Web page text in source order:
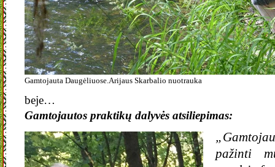
Gamtojauta Daugėliuose.Arijaus Skarbalio nuotrauka
beje…
Gamtojautos praktikų dalyvės atsiliepimas:
pažinti